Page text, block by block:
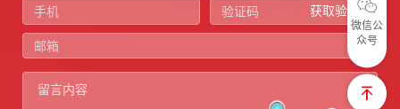
微信公
众号
获取验证码